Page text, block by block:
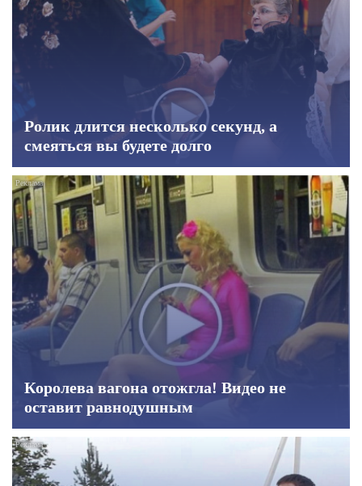
Ролик длится несколько секунд, а
смеяться вы будете долго
Королева вагона отожгла! Видео не
оставит равнодушным